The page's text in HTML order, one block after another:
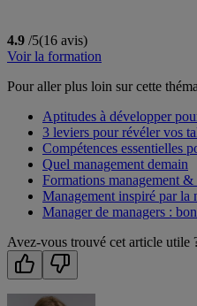
4.9 /5(16 avis)
Voir la formation
Pour aller plus loin sur cette
Aptitudes à développer
3 leviers pour révéler vos
Compétences essentielles
Quel management demain
Formations management &
Management inspiré par la
Manager de managers :
Avez-vous trouvé cet article utile